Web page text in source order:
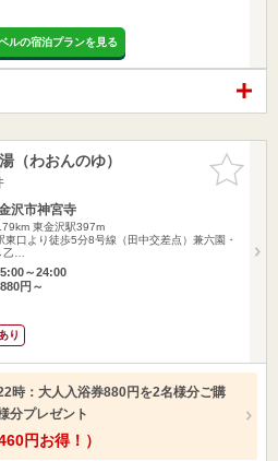
ルの宿泊プランを見る
お気に入
りに追加
わおんのゆ）
沢市神宮寺
東金沢駅397m
東口より徒歩5分8号線（田中交差点）兼六園・
…
～24:00
円～
り
時：大人入浴券880円を2名様分ご購
分プレゼント
円お得！）